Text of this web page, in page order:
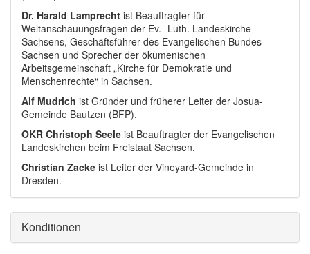
Dr. Harald Lamprecht ist Beauftragter für
Weltanschauungsfragen der Ev. -Luth. Landeskirche
Sachsens, Geschäftsführer des Evangelischen Bundes
Sachsen und Sprecher der ökumenischen
Arbeitsgemeinschaft „Kirche für Demokratie und
Menschenrechte“ in Sachsen.
Alf Mudrich ist Gründer und früherer Leiter der Josua-
Gemeinde Bautzen (BFP).
OKR Christoph Seele ist Beauftragter der Evangelischen
Landeskirchen beim Freistaat Sachsen.
Christian Zacke ist Leiter der Vineyard-Gemeinde in
Dresden.
Konditionen